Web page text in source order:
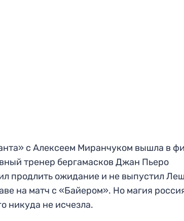
с Алексеем Миранчуком вышла в
тренер бергамасков Джан Пьеро
продлить ожидание и не выпустил
на матч с «Байером». Но магия
никуда не исчезла.